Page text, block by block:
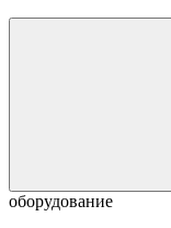
оборудование